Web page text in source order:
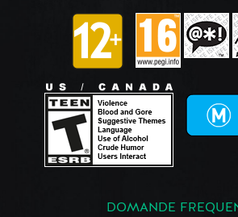
DOMANDE